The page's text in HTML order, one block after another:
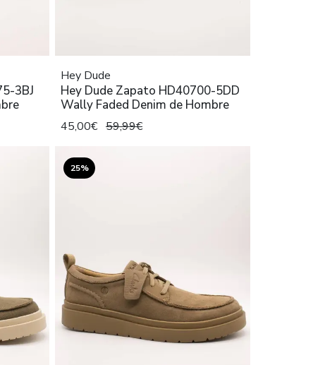
3BJ
Hey Dude
Hey Dude Zapato HD40700-5DD
Wally Faded Denim de Hombre
45,00€ 59,99€
25%